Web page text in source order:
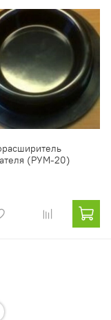
(РУМ-20)